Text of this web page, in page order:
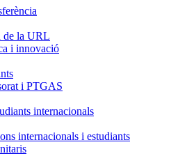
de la URL
i innovació
i PTGAS
internacionals
internacionals i estudiants